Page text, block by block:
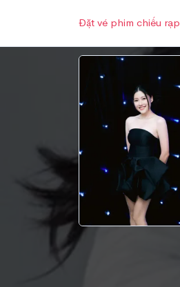
Đặt vé phim chiếu rạp